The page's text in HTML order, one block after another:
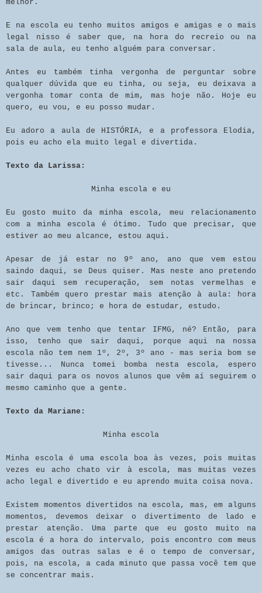
melhor.
E na escola eu tenho muitos amigos e amigas e o mais
legal nisso é saber que, na hora do recreio ou na
sala de aula, eu tenho alguém para conversar.
Antes eu também tinha vergonha de perguntar sobre
qualquer dúvida que eu tinha, ou seja, eu deixava a
vergonha tomar conta de mim, mas hoje não. Hoje eu
quero, eu vou, e eu posso mudar.
Eu adoro a aula de HISTÓRIA, e a professora Elodia,
pois eu acho ela muito legal e divertida.
Texto da Larissa:
Minha escola e eu
Eu gosto muito da minha escola, meu relacionamento
com a minha escola é ótimo. Tudo que precisar, que
estiver ao meu alcance, estou aqui.
Apesar de já estar no 9º ano, ano que vem estou
saindo daqui, se Deus quiser. Mas neste ano pretendo
sair daqui sem recuperação, sem notas vermelhas e
etc. Também quero prestar mais atenção à aula: hora
de brincar, brinco; e hora de estudar, estudo.
Ano que vem tenho que tentar IFMG, né? Então, para
isso, tenho que sair daqui, porque aqui na nossa
escola não tem nem 1º, 2º, 3º ano - mas seria bom se
tivesse... Nunca tomei bomba nesta escola, espero
sair daqui para os novos alunos que vêm aí seguirem o
mesmo caminho que a gente.
Texto da Mariane:
Minha escola
Minha escola é uma escola boa às vezes, pois muitas
vezes eu acho chato vir à escola, mas muitas vezes
acho legal e divertido e eu aprendo muita coisa nova.
Existem momentos divertidos na escola, mas, em alguns
momentos, devemos deixar o divertimento de lado e
prestar atenção. Uma parte que eu gosto muito na
escola é a hora do intervalo, pois encontro com meus
amigos das outras salas e é o tempo de conversar,
pois, na escola, a cada minuto que passa você tem que
se concentrar mais.